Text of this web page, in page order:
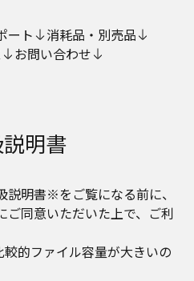
ート
消耗品・別売品
お問い合わせ
明書
説明書※をご覧になる前に、
ご同意いただいた上で、ご利
較的ファイル容量が大きいの